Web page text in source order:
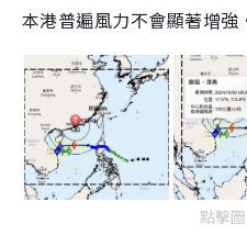
本港普遍風力不會顯著增強
點擊